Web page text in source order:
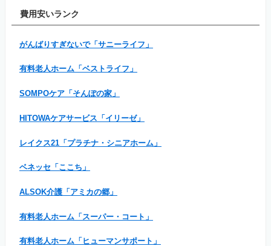
費用安いランク
がんばりすぎないで「サニーライフ」
有料老人ホーム「ベストライフ」
SOMPOケア「そんぽの家」
HITOWAケアサービス「イリーゼ」
レイクス21「プラチナ・シニアホーム」
ベネッセ「ここち」
ALSOK介護「アミカの郷」
有料老人ホーム「スーパー・コート」
有料老人ホーム「ヒューマンサポート」